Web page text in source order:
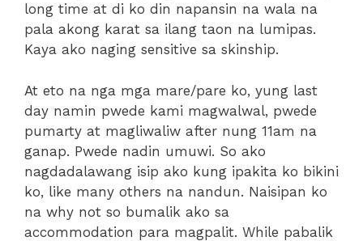
long time at di ko din napansin na wala na
pala akong karat sa ilang taon na lumipas.
Kaya ako naging sensitive sa skinship.
At eto na nga mga mare/pare ko, yung last
day namin pwede kami magwalwal, pwede
pumarty at magliwaliw after nung 11am na
ganap. Pwede nadin umuwi. So ako
nagdadalawang isip ako kung ipakita ko bikini
ko, like many others na nandun. Naisipan ko
na why not so bumalik ako sa
accommodation para magpalit. While pabalik